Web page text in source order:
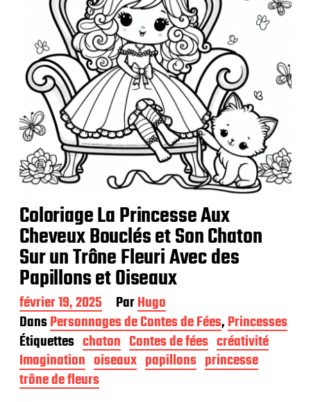
Coloriage La Princesse Aux
Cheveux Bouclés et Son Chaton
Sur un Trône Fleuri Avec des
Papillons et Oiseaux
D
a
t
e
d
e
p
février 19, 2025 ParHugo
DansPersonnages de Contes de Fées,Princesses
Étiquettes chaton Contes de fées créativité
Imagination oiseaux papillons princesse
trône de fleurs